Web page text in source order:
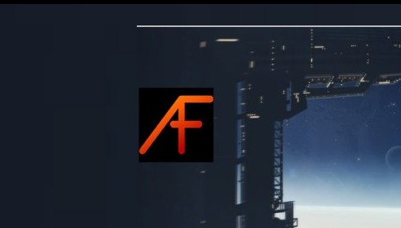
AFRIFIKSIE
Afrikaanse Wetenskapfiksie en Fantasie